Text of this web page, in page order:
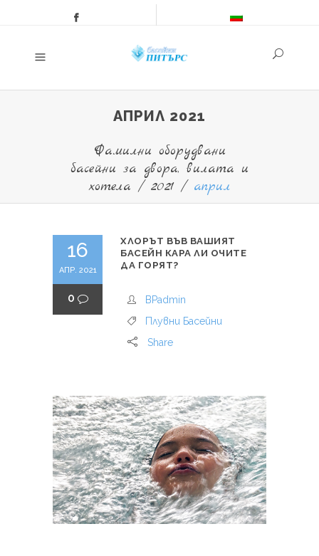
АПРИЛ 2021
Фамилни оборудвани
басейни за двора, вилата и
хотела / 2021/ април
16
АПР. 2021
0
ХЛОРЪТ ВЪВ ВАШИЯТ
БАСЕЙН КАРА ЛИ ОЧИТЕ
ДА ГОРЯТ?
BPadmin
Плувни Басейни
Share